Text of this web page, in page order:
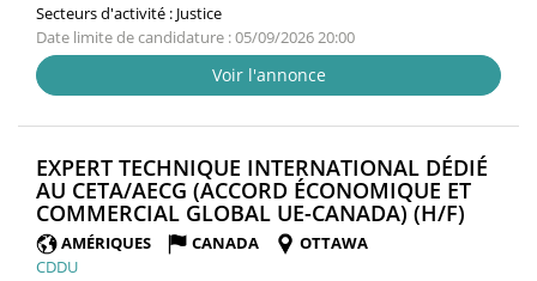
Secteurs d'activité : Justice
Date limite de candidature : 05/09/2026 20:00
Voir l'annonce
EXPERT TECHNIQUE INTERNATIONAL DÉDIÉ
AU CETA/AECG (ACCORD ÉCONOMIQUE ET
COMMERCIAL GLOBAL UE-CANADA) (H/F)
AMÉRIQUES CANADA
OTTAWA
CDDU